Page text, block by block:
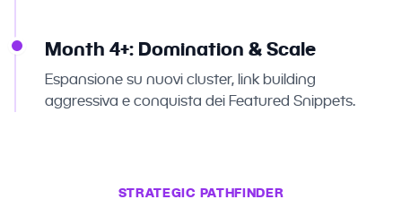
Month 4+: Domination & Scale
Espansione su nuovi cluster, link building
aggressiva e conquista dei Featured Snippets.
STRATEGIC PATHFINDER